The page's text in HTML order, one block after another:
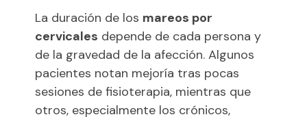
La duración de los mareos por
cervicales depende de cada persona y
de la gravedad de la afección. Algunos
pacientes notan mejoría tras pocas
sesiones de fisioterapia, mientras que
otros, especialmente los crónicos,